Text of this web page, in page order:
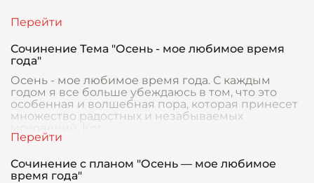
Сочинение Тема "Осень - мое любимое время
года"
Осень - мое любимое время года. С каждым
годом я все больше убеждаюсь в том, что это
особенная и волшебная пора, которая принесет
множество радостных и незабываемых
мгновений. Ког
Сочинение с планом "Осень — мое любимое
время года"